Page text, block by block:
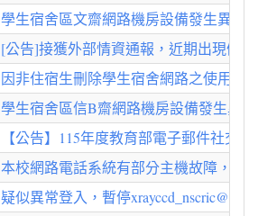
學生宿舍區文齋網路機房設備發生異常
[公告]接獲外部情資通報，近期出現假
因非住宿生刪除學生宿舍網路之使用資
學生宿舍區信B齋網路機房設備發生異
【公告】115年度教育部電子郵件社交
本校網路電話系統有部分主機故障，目
疑似異常登入，暫停